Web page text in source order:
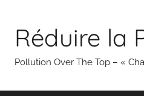
contenu
Réduire la
Pollution Over The Top – «